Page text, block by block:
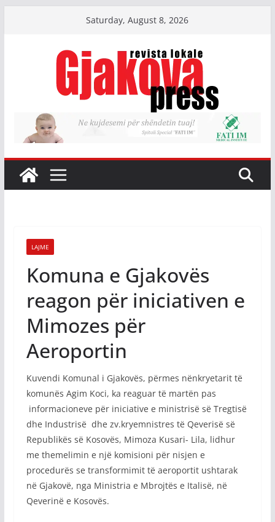
Saturday, August 8, 2026
LAJME
Komuna e Gjakovës
reagon për iniciativen e
Mimozes për
Aeroportin
Kuvendi Komunal i Gjakovës, përmes nënkryetarit të
komunës Agim Koci, ka reaguar të martën pas
informacioneve për iniciative e ministrisë së Tregtisë
dhe Industrisë dhe zv.kryemnistres të Qeverisë së
Republikës së Kosovës, Mimoza Kusari- Lila, lidhur
me themelimin e një komisioni për nisjen e
procedurës se transformimit të aeroportit ushtarak
në Gjakovë, nga Ministria e Mbrojtës e Italisë, në
Qeverinë e Kosovës.